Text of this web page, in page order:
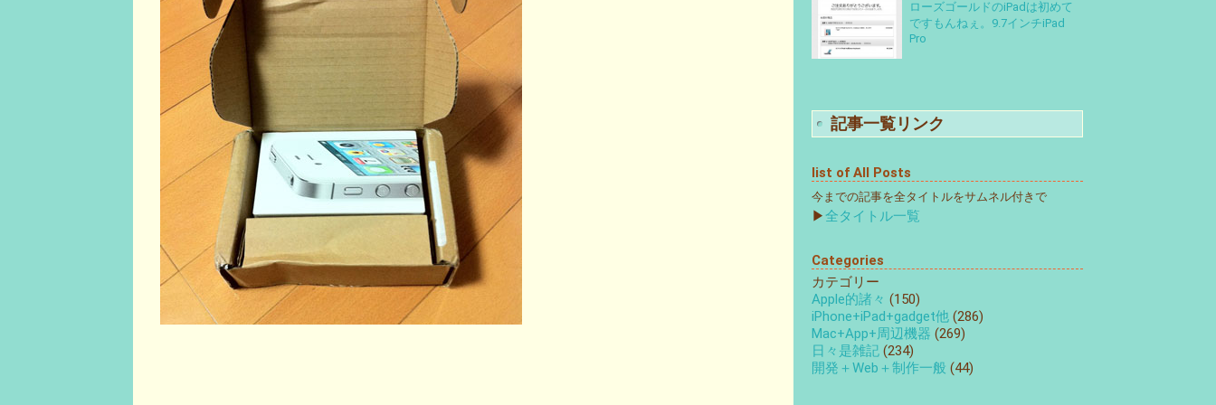
ローズゴールドのiPadは初めて
ですもんねぇ。9.7インチiPad
Pro
記事一覧リンク
list of All Posts
今までの記事を全タイトルをサムネル付きで
▶全タイトル一覧
Categories
カテゴリー
Apple的諸々 (150)
iPhone+iPad+gadget他 (286)
Mac+App+周辺機器 (269)
日々是雑記 (234)
開発＋Web＋制作一般 (44)